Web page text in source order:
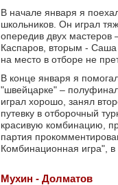
В начале января я
школьников. Он играл
опередив двух мастеров
Каспаров, вторым -
на место в отборе не
В конце января я
"швейцарке" –
играл хорошо, занял
путевку в отборочный
красивую комбинацию,
партия
Комбинационная игра",
Мухин - Долматов